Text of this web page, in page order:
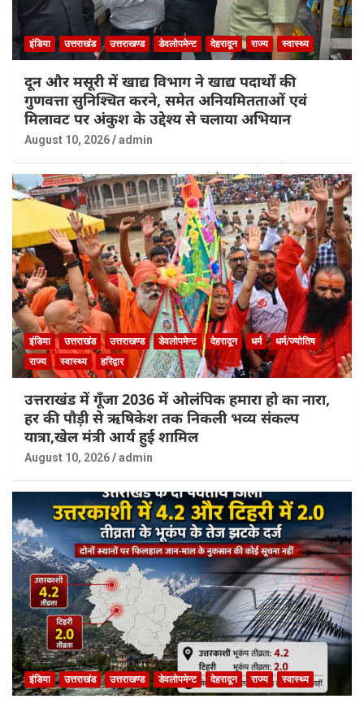
इंडिया उत्तराखंड उत्तराखण्ड डेवलोपमेन्ट देहरादून राज्य स्वास्थ्य
दून और मसूरी में खाद्य विभाग ने खाद्य पदार्थों की
गुणवत्ता सुनिश्चित करने, समेत अनियमितताओं एवं
मिलावट पर अंकुश के उद्देश्य से चलाया अभियान
August 10, 2026 admin
इंडिया उत्तराखंड उत्तराखण्ड डेवलोपमेन्ट देहरादून धर्म
धर्म/ज्योतिष
राज्य
स्वास्थ्य हरिद्वार
उत्तराखंड में गूँजा 2036 में ओलंपिक हमारा हो का नारा,
हर की पौड़ी से ऋषिकेश तक निकली भव्य संकल्प
यात्रा,खेल मंत्री आर्य हुई शामिल
August 10, 2026 admin
इंडिया उत्तराखंड उत्तराखण्ड डेवलोपमेन्ट देहरादून राज्य स्वास्थ्य